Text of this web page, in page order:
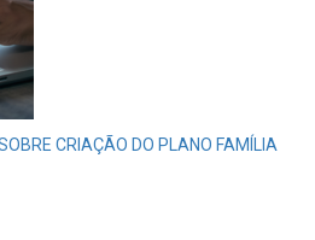
CRIAÇÃO DO PLANO FAMÍLIA